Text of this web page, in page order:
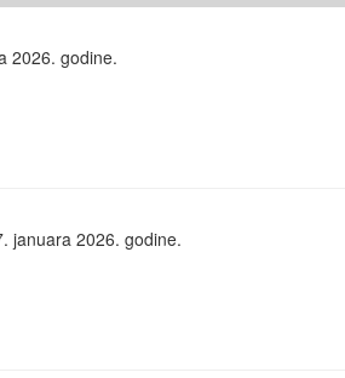
2026. godine.
januara 2026. godine.